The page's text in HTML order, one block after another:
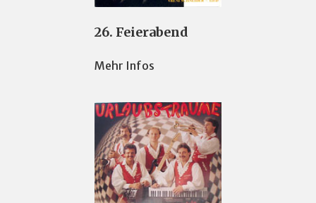
26. Feierabend
Mehr Infos